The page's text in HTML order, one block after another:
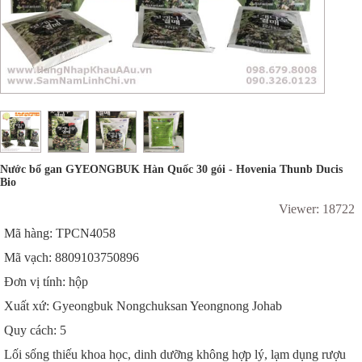
Nước bổ gan GYEONGBUK Hàn Quốc 30 gói - Hovenia Thunb Ducis
Bio
Viewer: 18722
Mã hàng: TPCN4058
Mã vạch: 8809103750896
Đơn vị tính: hộp
Xuất xứ: Gyeongbuk Nongchuksan Yeongnong Johab
Quy cách: 5
Lối sống thiếu khoa học, dinh dưỡng không hợp lý, lạm dụng rượu